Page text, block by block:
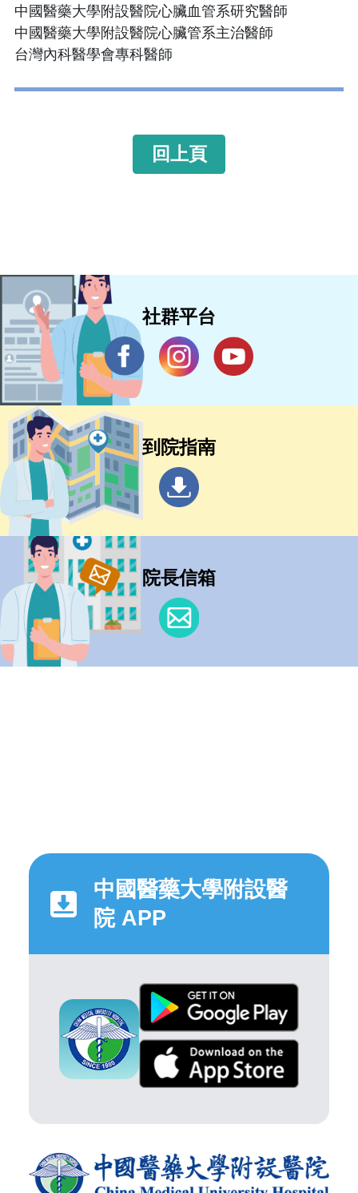
中國醫藥大學附設醫院心臟血管系研究醫師
中國醫藥大學附設醫院心臟管系主治醫師
台灣內科醫學會專科醫師
回上頁
社群平台
到院指南
院長信箱
中國醫藥大學附設醫
院 APP